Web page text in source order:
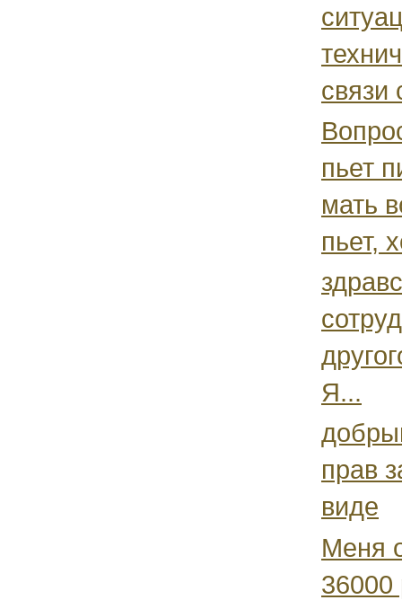
пьет
мать
пьет,
Я...
прав
виде
Меня
36000